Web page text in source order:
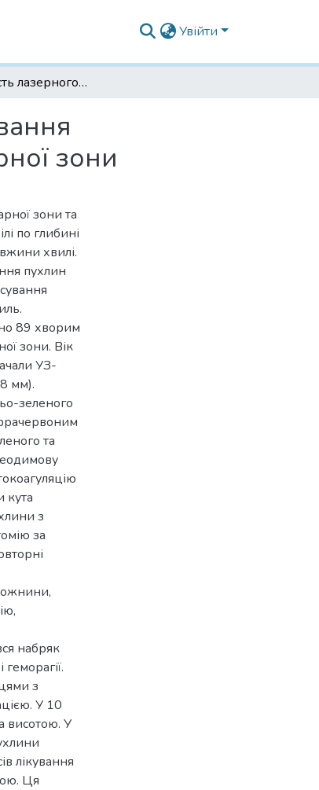
Увійти
Ефективність лазерного органозберігаючого лікування новоутворень райдужної оболонки та іридоциліарної зони
зони
зони та
по глибині
хвилі.
пухлин
89 хворим
зони. Вік
УЗ-
мм).
зеленого
та
кута
з
за
набряк
з
У 10
висотою. У
лікування
Ця